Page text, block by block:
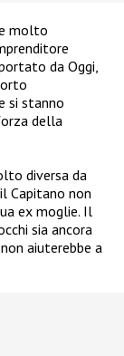
molto
da Oggi,
si stanno
della
diversa da
Capitano non
ex moglie. Il
sia ancora
aiuterebbe a